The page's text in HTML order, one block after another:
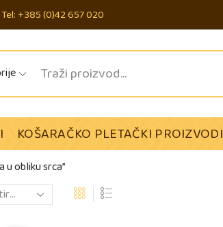
Tel: +385 (0)42 657 020
KOŠARAČKO PLETAČKI PROIZVODI
u obliku srca”